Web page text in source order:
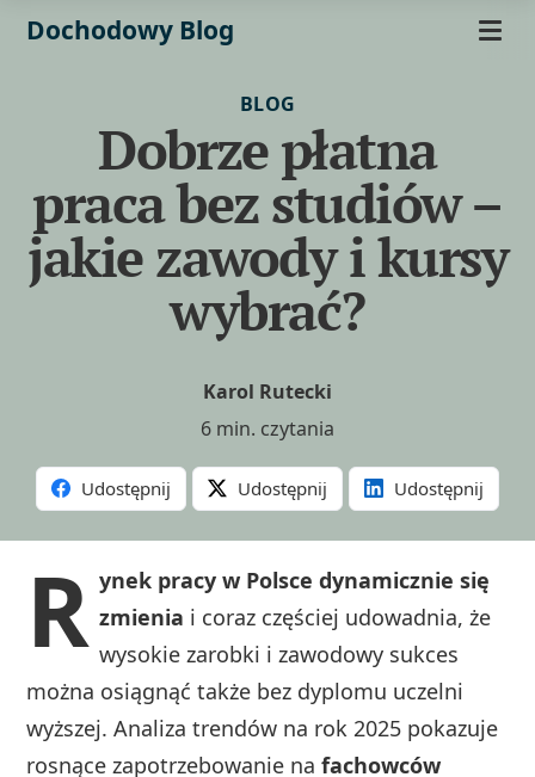
Dochodowy Blog
BLOG
Dobrze płatna
praca bez studiów –
jakie zawody i kursy
wybrać?
Karol Rutecki
6 min. czytania
Udostępnij Udostępnij Udostępnij
R ynek pracy w Polsce dynamicznie się
zmienia i coraz częściej udowadnia, że
wysokie zarobki i zawodowy sukces
można osiągnąć także bez dyplomu uczelni
wyższej. Analiza trendów na rok 2025 pokazuje
rosnące zapotrzebowanie nafachowców